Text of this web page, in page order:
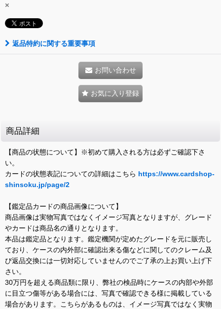
×
返品特約に関する重要事項
お問い合わせ
お気に入り登録
商品詳細
【商品の状態について】※初めて購入される方は必ずご確認下さ
い。
カードの状態表記についての詳細はこちら https://www.cardshop-
shinsoku.jp/page/2
【鑑定品カードの商品画像について】
商品画像は実物写真ではなくイメージ写真となりますが、グレード
やカードは商品名の通りとなります。
本品は鑑定品となります。鑑定機関が定めたグレードを元に販売し
ており、ケースの内外部に確認出来る傷などに関してのクレーム及
び返品交換には一切対応していませんのでご了承の上お買い上げ下
さい。
30万円を超える商品類に限り、弊社の検品時にケースの内部や外部
に目立つ傷等がある場合には、写真で確認できる様に掲載している
場合があります。こちらがあるものは、イメージ写真ではなく実物